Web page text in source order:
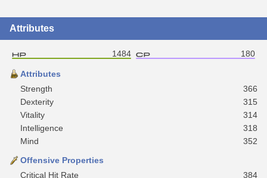
Attributes
1484 180
Attributes
Strength
366
Dexterity
315
Vitality
314
Intelligence
318
Mind
352
Offensive Properties
Critical Hit Rate
384